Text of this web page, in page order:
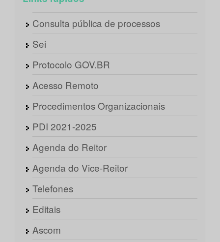
Consulta pública de processos
Sei
Protocolo GOV.BR
Acesso Remoto
Procedimentos Organizacionais
PDI 2021-2025
Agenda do Reitor
Agenda do Vice-Reitor
Telefones
Editais
Ascom